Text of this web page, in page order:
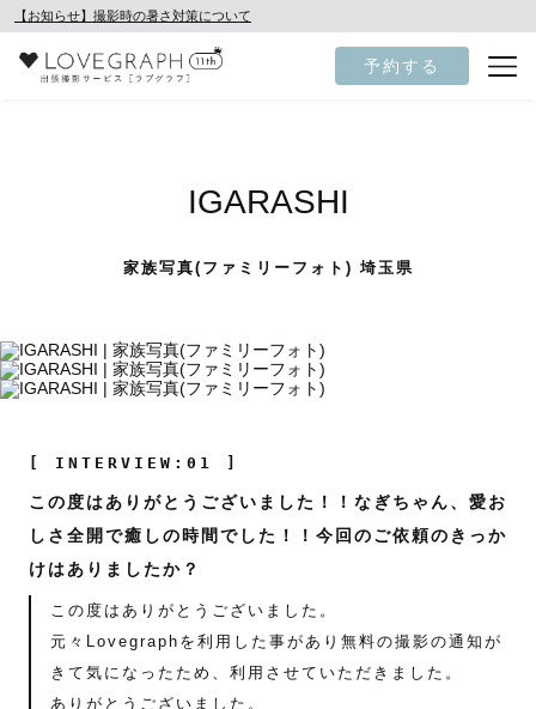
【お知らせ】撮影時の暑さ対策について
予約する
IGARASHI
家族写真(ファミリーフォト) 埼玉県
[ INTERVIEW:01 ]
この度はありがとうございました！！なぎちゃん、愛お
しさ全開で癒しの時間でした！！今回のご依頼のきっか
けはありましたか？
この度はありがとうございました。
元々Lovegraphを利用した事があり無料の撮影の通知が
きて気になったため、利用させていただきました。
ありがとうございました。